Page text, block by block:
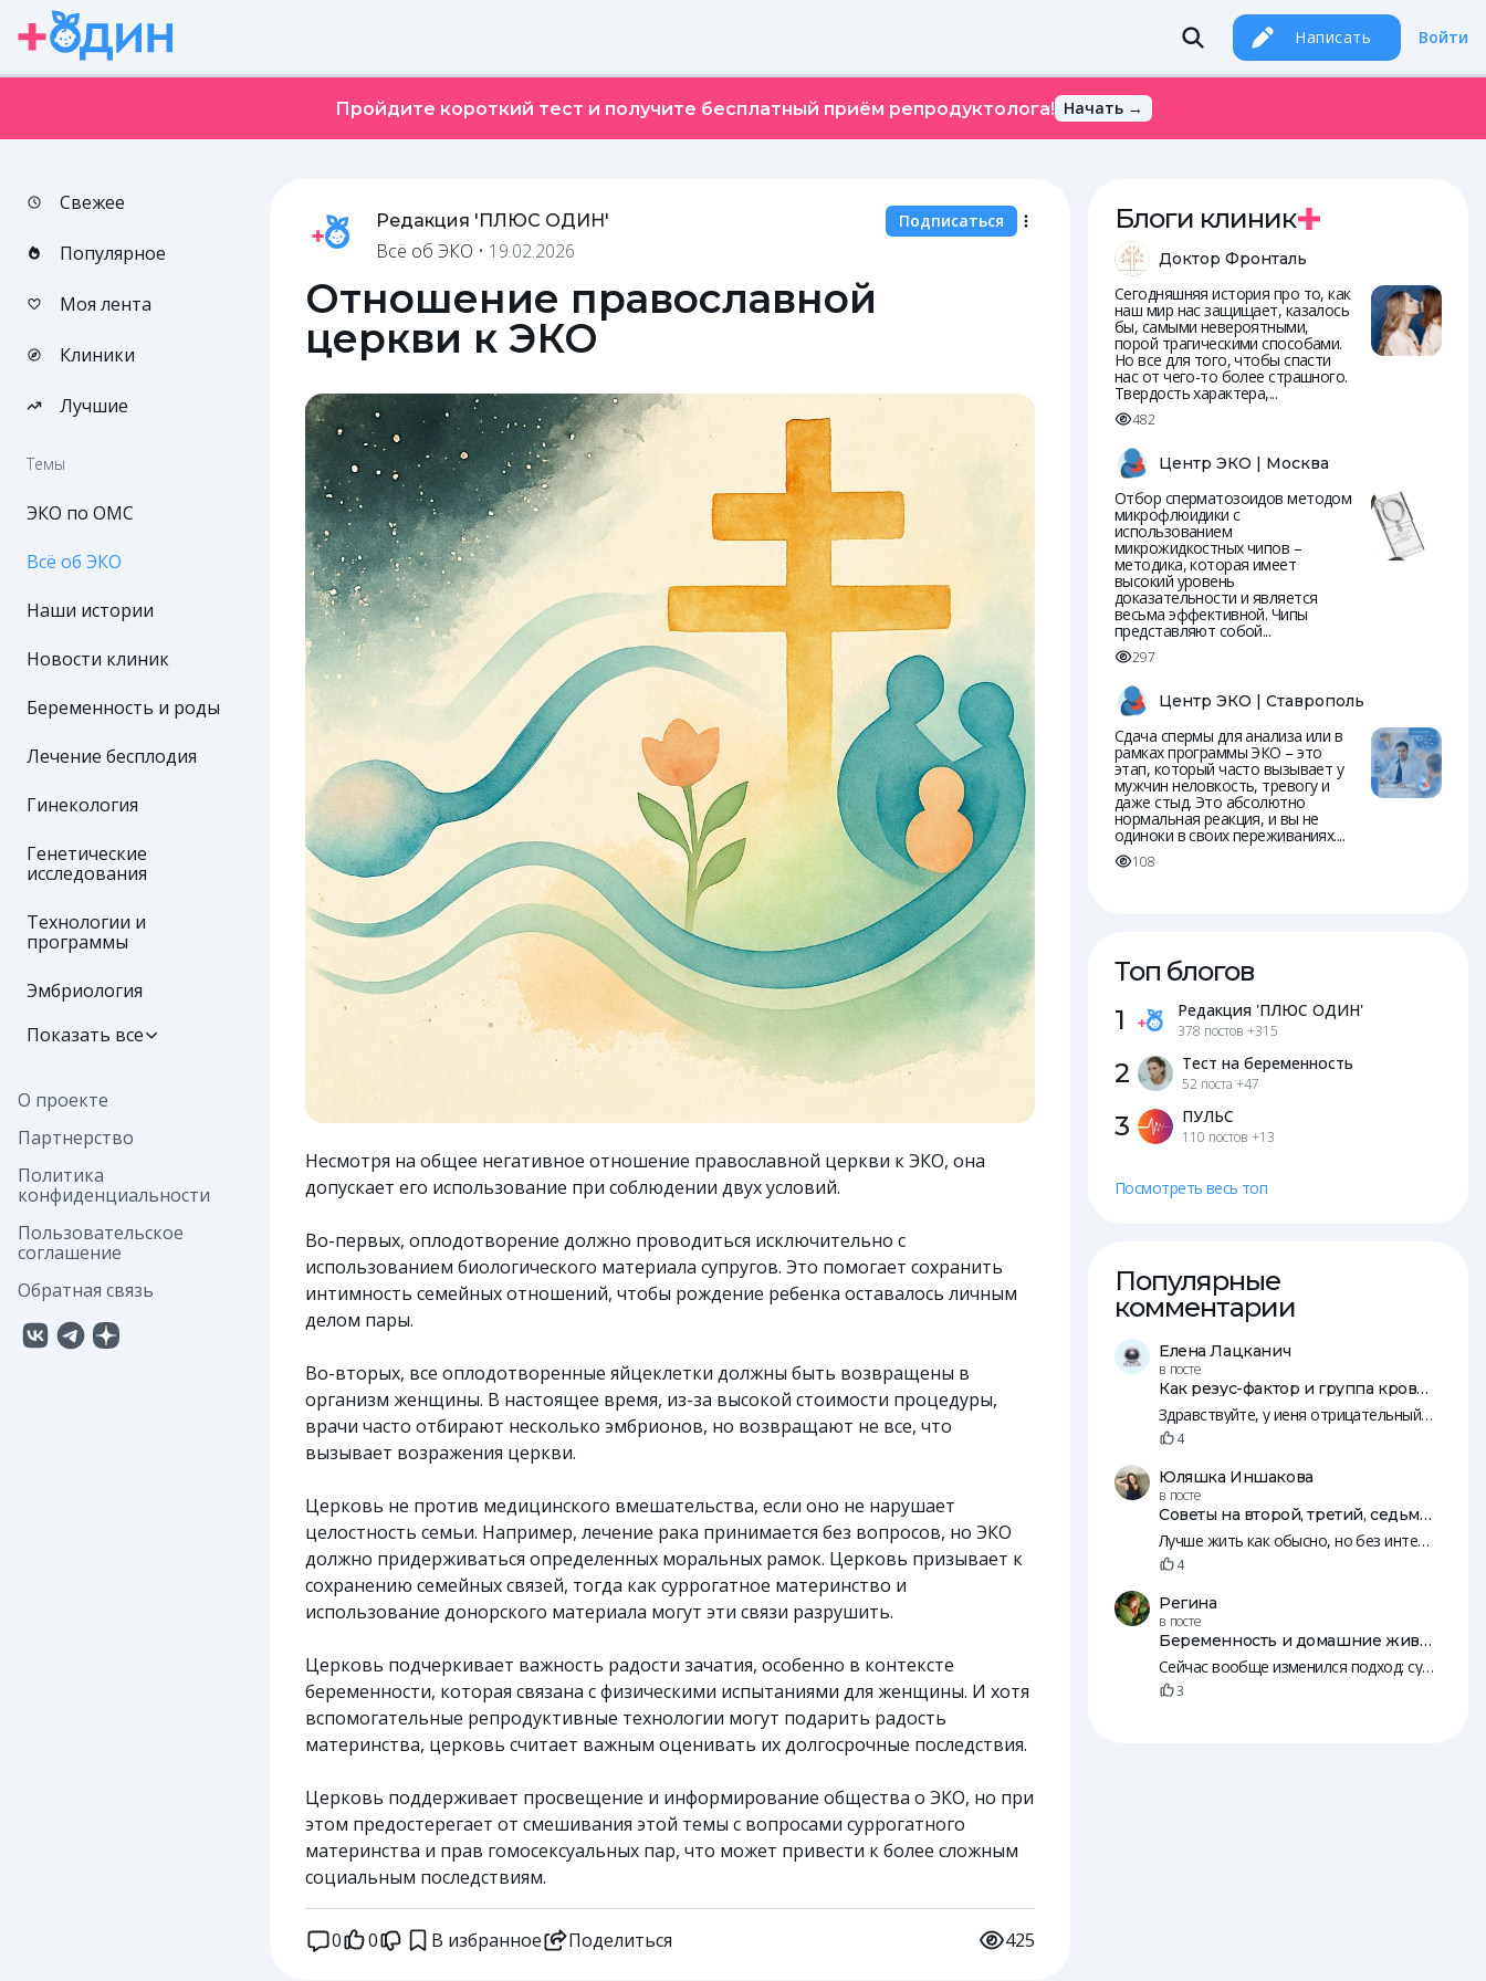
Написать Войти
Пройдите короткий тест и получите бесплатный приём репродуктолога! Начать →
Свежее
Популярное
Моя лента
Клиники
Лучшие
Темы
ЭКО по ОМС
Всё об ЭКО
Наши истории
Новости клиник
Беременность и роды
Лечение бесплодия
Гинекология
Генетические
исследования
Технологии и
программы
Эмбриология
Показать все
О проекте
Партнерство
Политика
конфиденциальности
Пользовательское
соглашение
Обратная связь
Редакция 'ПЛЮС ОДИН' Подписаться
Всё об ЭКО • 19.02.2026
Отношение православной
церкви к ЭКО
Несмотря на общее негативное отношение православной церкви к ЭКО, она
допускает его использование при соблюдении двух условий.
Во-первых, оплодотворение должно проводиться исключительно с
использованием биологического материала супругов. Это помогает сохранить
интимность семейных отношений, чтобы рождение ребенка оставалось личным
делом пары.
Во-вторых, все оплодотворенные яйцеклетки должны быть возвращены в
организм женщины. В настоящее время, из-за высокой стоимости процедуры,
врачи часто отбирают несколько эмбрионов, но возвращают не все, что
вызывает возражения церкви.
Церковь не против медицинского вмешательства, если оно не нарушает
целостность семьи. Например, лечение рака принимается без вопросов, но ЭКО
должно придерживаться определенных моральных рамок. Церковь призывает к
сохранению семейных связей, тогда как суррогатное материнство и
использование донорского материала могут эти связи разрушить.
Церковь подчеркивает важность радости зачатия, особенно в контексте
беременности, которая связана с физическими испытаниями для женщины. И хотя
вспомогательные репродуктивные технологии могут подарить радость
материнства, церковь считает важным оценивать их долгосрочные последствия.
Церковь поддерживает просвещение и информирование общества о ЭКО, но при
этом предостерегает от смешивания этой темы с вопросами суррогатного
материнства и прав гомосексуальных пар, что может привести к более сложным
социальным последствиям.
0 0 В избранное Поделиться 425
Блоги клиник
Доктор Фронталь
Сегодняшняя история про то, как
наш мир нас защищает, казалось
бы, самыми невероятными,
порой трагическими способами.
Но все для того, чтобы спасти
нас от чего-то более страшного.
Твердость характера,...
482
Центр ЭКО | Москва
Отбор сперматозоидов методом
микрофлюидики с
использованием
микрожидкостных чипов –
методика, которая имеет
высокий уровень
доказательности и является
весьма эффективной. Чипы
представляют собой...
297
Центр ЭКО | Ставрополь
Сдача спермы для анализа или в
рамках программы ЭКО – это
этап, который часто вызывает у
мужчин неловкость, тревогу и
даже стыд. Это абсолютно
нормальная реакция, и вы не
одиноки в своих переживаниях....
108
Топ блогов
1
Редакция 'ПЛЮС ОДИН'
378 постов+315
2 Тест на беременность
52 поста+47
3 ПУЛЬС
110 постов+13
Посмотреть весь топ
Популярные
комментарии
Елена Лацканич
в посте
Как резус-фактор и группа крови влияют на зачатие и беременность
Здравствуйте, у иеня отрицательный резус, у мужа положительны. Пятеро общих детей, младшей уде 14 лет.
4
Юляшка Иншакова
в посте
Советы на второй, третий, седьмой, 10, 12 и 18 день после переноса эмбрионов
Лучше жить как обысно, но без интенсивных занятий, резких движений и т. п. Нужно, чтобы был кровоток. Просто будьте к себе внимательнее, а так живите жизнь 😄
4
Регина
в посте
Беременность и домашние животные
Сейчас вообще изменился подход: судя по рилсам, с собаками начинают знакомить детей еще в животе. А потом и младенцы вместе с животными спят
3